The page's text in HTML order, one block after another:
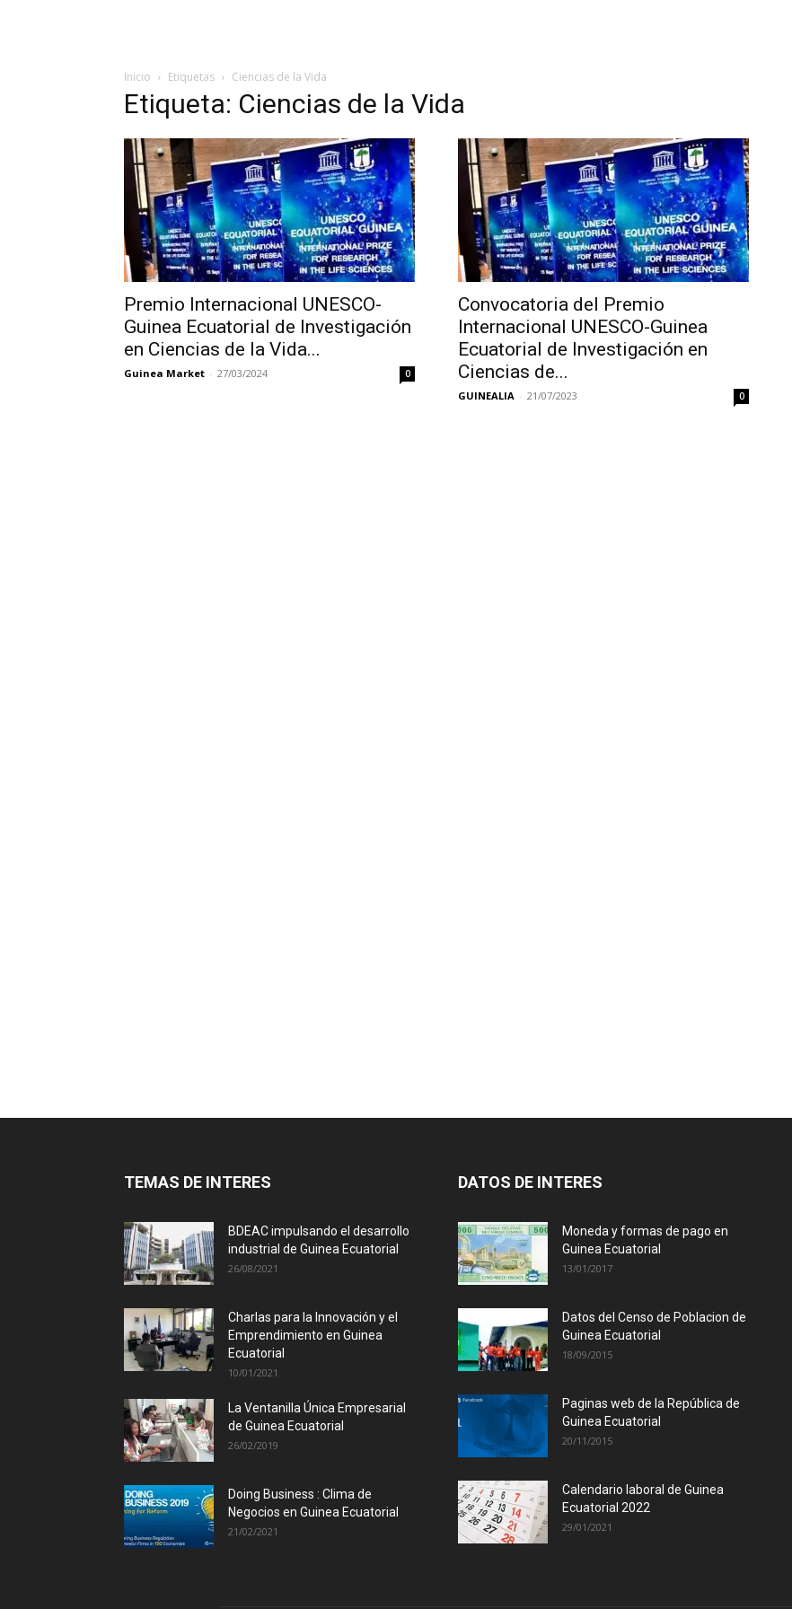
Inicio Etiquetas Ciencias de la Vida
Etiqueta: Ciencias de la Vida
Premio Internacional UNESCO-
Guinea Ecuatorial de Investigación
en Ciencias de la Vida...
Guinea Market - 27/03/2024 0
Convocatoria del Premio
Internacional UNESCO-Guinea
Ecuatorial de Investigación en
Ciencias de...
GUINEALIA - 21/07/2023 0
TEMAS DE INTERES
BDEAC impulsando el desarrollo
industrial de Guinea Ecuatorial
26/08/2021
Charlas para la Innovación y el
Emprendimiento en Guinea
Ecuatorial
10/01/2021
La Ventanilla Única Empresarial
de Guinea Ecuatorial
26/02/2019
Doing Business : Clima de
Negocios en Guinea Ecuatorial
21/02/2021
DATOS DE INTERES
Moneda y formas de pago en
Guinea Ecuatorial
13/01/2017
Datos del Censo de Poblacion de
Guinea Ecuatorial
18/09/2015
Paginas web de la República de
Guinea Ecuatorial
20/11/2015
Calendario laboral de Guinea
Ecuatorial 2022
29/01/2021